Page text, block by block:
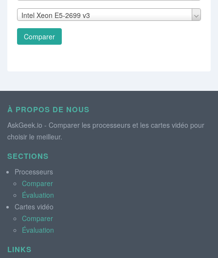
Intel Xeon E5-2699 v3
Comparer
À PROPOS DE NOUS
AskGeek.io - Comparer les processeurs et les cartes vidéo pour
choisir le meilleur.
SECTIONS
Processeurs
Comparer
Évaluation
Cartes vidéo
Comparer
Évaluation
LINKS